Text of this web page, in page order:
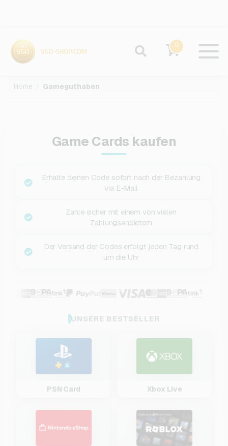
0
Home Gameguthaben
Game Cards kaufen
Erhalte deinen Code sofort nach der Bezahlung
via E-Mail
Zahle sicher mit einem von vielen
Zahlungsanbietern
Der Versand der Codes erfolgt jeden Tag rund
um die Uhr
UNSERE BESTSELLER
PSN Card Xbox Live